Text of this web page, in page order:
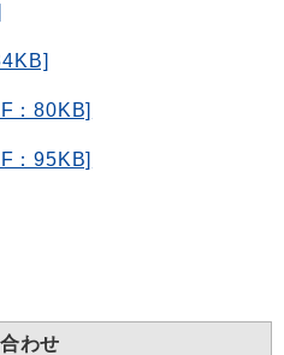
：80KB]
：95KB]
わせ